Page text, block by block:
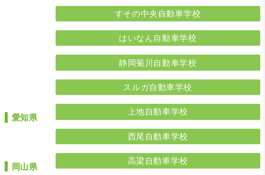
すその中央自動車学校
はいなん自動車学校
静岡菊川自動車学校
スルガ自動車学校
愛知県
上地自動車学校
西尾自動車学校
岡山県
高梁自動車学校